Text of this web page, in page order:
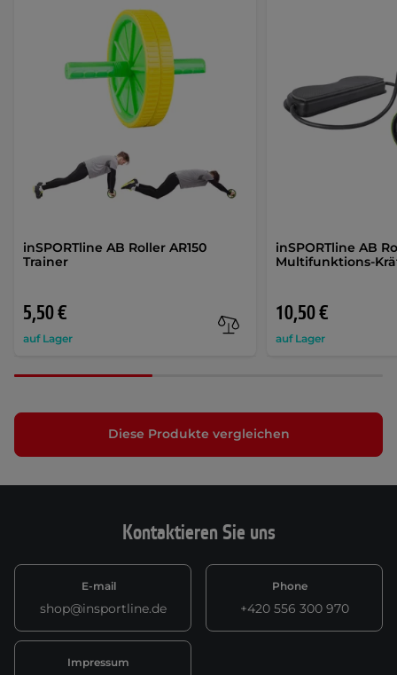
inSPORTline AB Roller AR150
Trainer
5,50 €
auf Lager
inSPORTline AB
Multifunktions-
10,50 €
auf Lager
Diese Produkte vergleichen
Kontaktieren Sie uns
E-mail
shop@insportline.de
Phone
+420 556 300 970
Impressum